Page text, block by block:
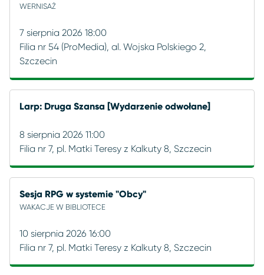
WERNISAŻ
7 sierpnia 2026 18:00
Filia nr 54 (ProMedia), al. Wojska Polskiego 2,
Szczecin
Larp: Druga Szansa [Wydarzenie odwołane]
8 sierpnia 2026 11:00
Filia nr 7, pl. Matki Teresy z Kalkuty 8, Szczecin
Sesja RPG w systemie "Obcy"
WAKACJE W BIBLIOTECE
10 sierpnia 2026 16:00
Filia nr 7, pl. Matki Teresy z Kalkuty 8, Szczecin